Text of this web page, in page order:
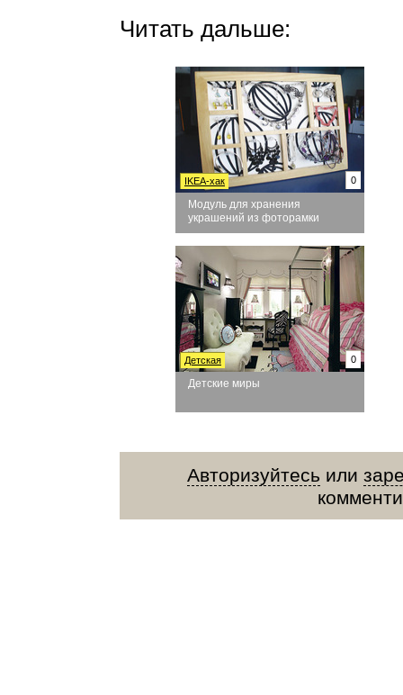
Читать дальше:
Модуль для хранения
украшений из фоторамки
0
IKEA-хак
Детские миры
0
Детская
Авторизуйтесь или